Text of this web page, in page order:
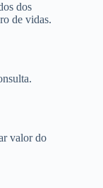
dos
de vidas.
valor do